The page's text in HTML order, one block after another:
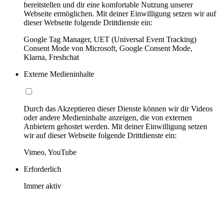
bereitstellen und dir eine komfortable Nutzung unserer
Webseite ermöglichen. Mit deiner Einwilligung setzen wir auf
dieser Webseite folgende Drittdienste ein:
Google Tag Manager, UET (Universal Event Tracking)
Consent Mode von Microsoft, Google Consent Mode,
Klarna, Freshchat
Externe Medieninhalte
Durch das Akzeptieren dieser Dienste können wir dir Videos
oder andere Medieninhalte anzeigen, die von externen
Anbietern gehostet werden. Mit deiner Einwilligung setzen
wir auf dieser Webseite folgende Drittdienste ein:
Vimeo, YouTube
Erforderlich
Immer aktiv